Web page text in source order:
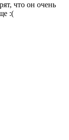
что он очень
:(